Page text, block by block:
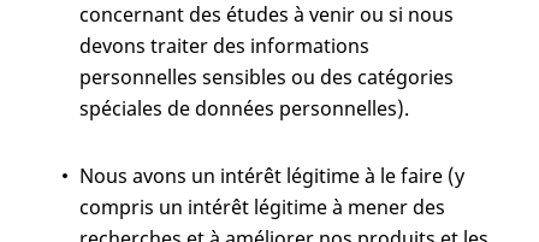
concernant des études à venir ou si nous
devons traiter des informations
personnelles sensibles ou des catégories
spéciales de données personnelles).
Nous avons un intérêt légitime à le faire (y
compris un intérêt légitime à mener des